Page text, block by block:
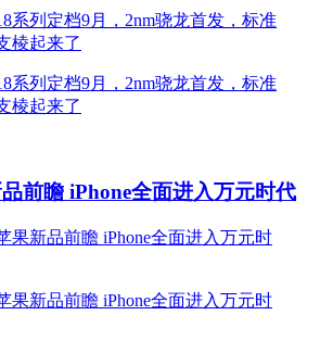
前瞻 iPhone全面进入万元时代